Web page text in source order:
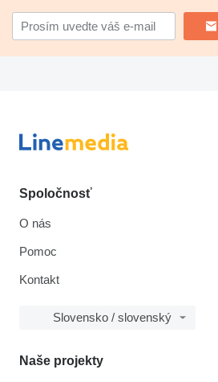
Spoločnosť
O nás
Pomoc
Kontakt
Slovensko / slovenský
Naše projekty